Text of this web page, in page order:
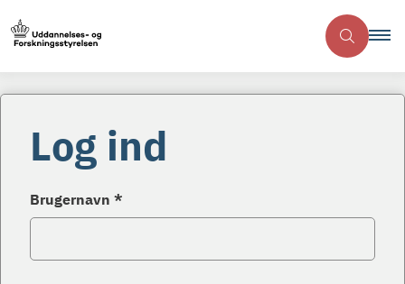
Log ind
Brugernavn *